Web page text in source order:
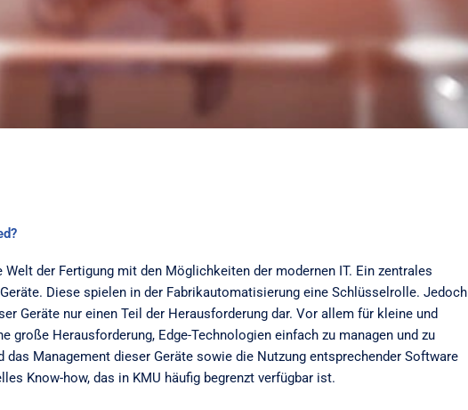
der Fertigung mit den Möglichkeiten der modernen IT. Ein zentrales
Diese spielen in der Fabrikautomatisierung eine Schlüsselrolle. Jedoch
Geräte nur einen Teil der Herausforderung dar. Vor allem für kleine und
große Herausforderung, Edge-Technologien einfach zu managen und zu
das Management dieser Geräte sowie die Nutzung entsprechender Software
Know-how, das in KMU häufig begrenzt verfügbar ist.